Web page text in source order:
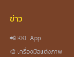
ข่าว
📲 KKL App
🎨 เครื่องมือแต่งภาพ